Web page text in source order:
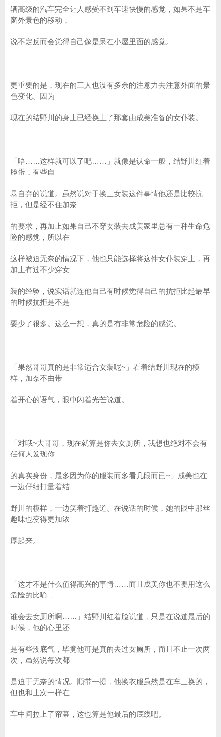
辆高级的汽车完全让人感受不到车速快慢的感觉，如果不是车
窗外景色的移动，
说不定反而会觉得自己像是呆在小屋里面的感觉。
更重要的是，现在的三人也没有多余的注意力去注意外面的景
色变化。因为
现在的结野川的身上已经换上了那套由成美准备的女仆装。
「唔……这样就可以了吧……」就像是认命一般，结野川红着
脸蛋，有些自
暴自弃的说道。虽然说对于换上女装这件事情他还是比较抗
拒，但是经不住加奈
的要求，再加上如果自己不穿女装去成美家里总有一种生命危
险的感觉，所以在
这样被迫无奈的情况下，他也只能选择将这件女仆装穿上，再
加上有过不少穿女
装的经验，说实话就连他自己有时候觉得自己的抗拒比起最早
的时候抗拒是不是
要少了很多。这么一想，真的是有非常危险的感觉。
「果然哥哥真的是非常适合女装呢~」看着结野川现在的模
样，加奈不由带
着开心的语气，眼中闪着光芒说道。
「对哦~大哥哥，现在就算是你去女厕所，我想也绝对不会有
任何人发现你
的真实身份，最多因为你的服装而多看几眼而已~」成美也在
一边仔细打量着结
野川的模样，一边笑着打趣道。在说话的时候，她的眼中那丝
趣味也变得更加浓
厚起来。
「这才不是什么值得高兴的事情……而且成美你也不要用这么
危险的比喻，
谁会去女厕所啊……」结野川红着脸说道，只是在说道最后的
时候，他的心里还
是有些没底气，毕竟他可是真的去过女厕所，而且不止一次两
次，虽然说每次都
是迫于无奈的情况。顺带一提，他换衣服虽然是在车上换的，
但也和上次一样在
车中间拉上了帘幕，这也算是他最后的底线吧。